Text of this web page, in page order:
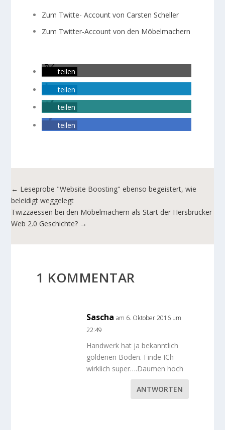
Zum Twitte- Account von Carsten Scheller
Zum Twitter-Account von den Möbelmachern
teilen
teilen
teilen
teilen
← Leseprobe "Website Boosting" ebenso begeistert, wie
beleidigt weggelegt
Twizzaessen bei den Möbelmachern als Start der Hersbrucker
Web 2.0 Geschichte? →
1 KOMMENTAR
Sascha am 6. Oktober 2016 um
22:49
Handwerk hat ja bekanntlich
goldenen Boden. Finde ICh
wirklich super….Daumen hoch
ANTWORTEN